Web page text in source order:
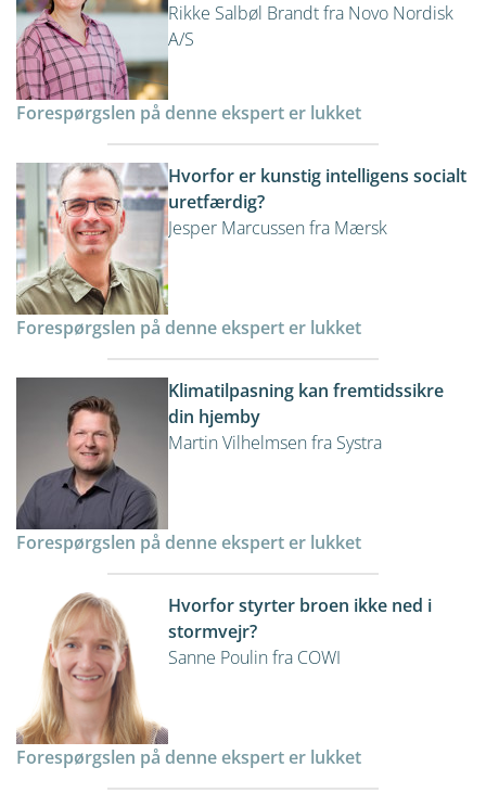
Rikke Salbøl Brandt fra Novo Nordisk
A/S
Forespørgslen på denne ekspert er lukket
Hvorfor er kunstig intelligens socialt
uretfærdig?
Jesper Marcussen fra Mærsk
Forespørgslen på denne ekspert er lukket
Klimatilpasning kan fremtidssikre
din hjemby
Martin Vilhelmsen fra Systra
Forespørgslen på denne ekspert er lukket
Hvorfor styrter broen ikke ned i
stormvejr?
Sanne Poulin fra COWI
Forespørgslen på denne ekspert er lukket